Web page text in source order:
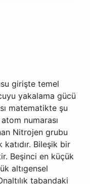
girişte temel
yakalama gücü
matematikte şu
numarası
Nitrojen grubu
Bileşik bir
Beşinci en küçük
altıgensel
tabandaki